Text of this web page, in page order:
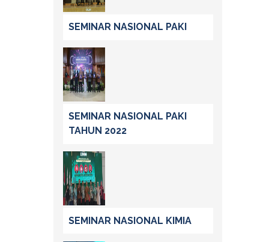
SEMINAR NASIONAL PAKI
SEMINAR NASIONAL PAKI
TAHUN 2022
SEMINAR NASIONAL KIMIA